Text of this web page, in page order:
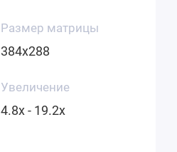
Размер матрицы
384x288
Увеличение
4.8x - 19.2x